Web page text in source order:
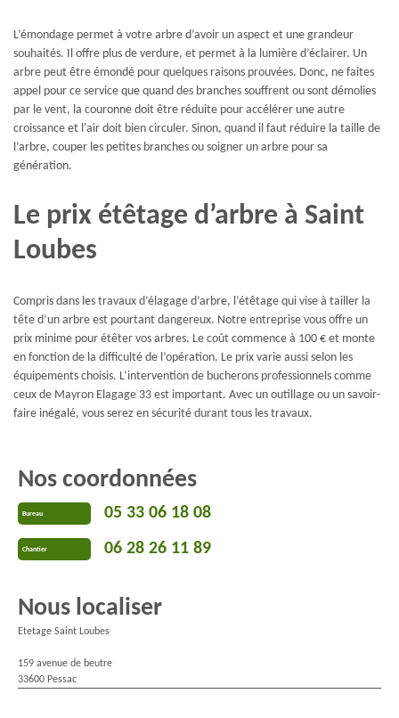
L’émondage permet à votre arbre d’avoir un aspect et une grandeur
souhaités. Il offre plus de verdure, et permet à la lumière d’éclairer. Un
arbre peut être émondé pour quelques raisons prouvées. Donc, ne faites
appel pour ce service que quand des branches souffrent ou sont démolies
par le vent, la couronne doit être réduite pour accélérer une autre
croissance et l'air doit bien circuler. Sinon, quand il faut réduire la taille de
l’arbre, couper les petites branches ou soigner un arbre pour sa
génération.
Le prix étêtage d’arbre à Saint
Loubes
Compris dans les travaux d’élagage d’arbre, l’étêtage qui vise à tailler la
tête d’un arbre est pourtant dangereux. Notre entreprise vous offre un
prix minime pour étêter vos arbres. Le coût commence à 100 € et monte
en fonction de la difficulté de l’opération. Le prix varie aussi selon les
équipements choisis. L’intervention de bucherons professionnels comme
ceux de Mayron Elagage 33 est important. Avec un outillage ou un savoir-
faire inégalé, vous serez en sécurité durant tous les travaux.
Nos coordonnées
Bureau 05 33 06 18 08
Chantier 06 28 26 11 89
Nous localiser
Etetage Saint Loubes
159 avenue de beutre
33600 Pessac